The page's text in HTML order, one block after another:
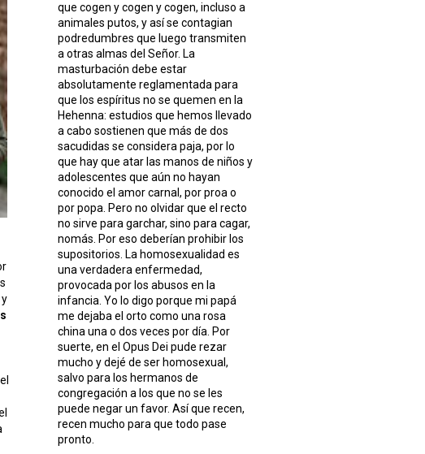
que cogen y cogen y cogen, incluso a
animales putos, y así se contagian
podredumbres que luego transmiten
a otras almas del Señor. La
masturbación debe estar
absolutamente reglamentada para
que los espíritus no se quemen en la
Hehenna: estudios que hemos llevado
a cabo sostienen que más de dos
sacudidas se considera paja, por lo
que hay que atar las manos de niños y
adolescentes que aún no hayan
conocido el amor carnal, por proa o
por popa. Pero no olvidar que el recto
no sirve para garchar, sino para cagar,
nomás. Por eso deberían prohibir los
supositorios. La homosexualidad es
una verdadera enfermedad,
provocada por los abusos en la
infancia. Yo lo digo porque mi papá
me dejaba el orto como una rosa
china una o dos veces por día. Por
suerte, en el Opus Dei pude rezar
mucho y dejé de ser homosexual,
salvo para los hermanos de
congregación a los que no se les
puede negar un favor. Así que recen,
recen mucho para que todo pase
pronto.